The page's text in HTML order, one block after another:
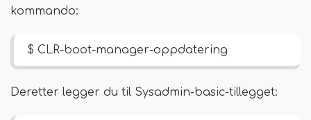
kommando:
$ CLR-boot-manager-oppdatering
Deretter legger du til Sysadmin-basic-tillegget: